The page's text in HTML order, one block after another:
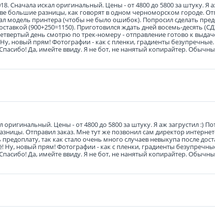
Сначала искал оригинальный. Цены - от 4800 до 5800 за штуку. Я
большие разницы, как говорят в одном черноморском городе.
модель принтера (чтобы не было ошибок). Попросил сделать
(900+250=1150). Приготовился ждать дней восемь-десять
день смотрю по трек-номеру - отправление готово к
новый прям! Фотографии - как с пленки, градиенты
Да, имейте ввиду. Я не бот, не нанятый копирайтер.
Цены - от 4800 до 5800 за штуку. Я аж загрустил :)
Отправил заказ. Мне тут же позвонил сам директор
так как стало очень много случаев невыкупа после
Ну, новый прям! Фотографии - как с пленки, градиенты
Да, имейте ввиду. Я не бот, не нанятый копирайтер.